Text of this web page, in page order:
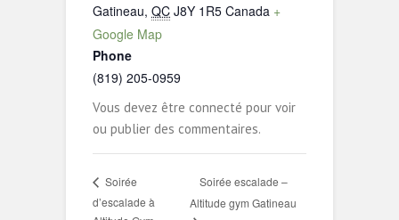
Gatineau, QC J8Y 1R5 Canada +
Google Map
Phone
(819) 205-0959
Vous devez être connecté pour voir
ou publier des commentaires.
Soirée
d’escalade à
Soirée escalade –
Altitude gym Gatineau